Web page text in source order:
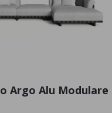
Argo Alu Modulare